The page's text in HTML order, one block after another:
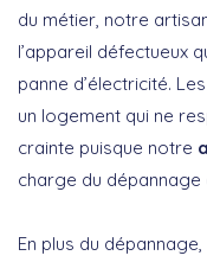
du métier, notre
l’appareil défectueux
panne d’électricité.
un logement qui ne
crainte puisque notre
charge du dépannage
En plus du dépannage,